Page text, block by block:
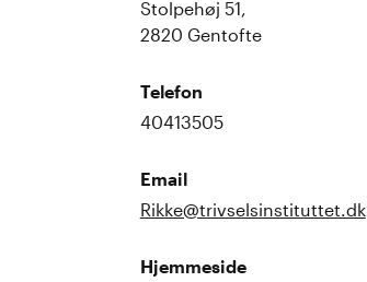
Stolpehøj 51,
2820 Gentofte
Telefon
40413505
Email
Rikke@trivselsinstituttet.dk
Hjemmeside